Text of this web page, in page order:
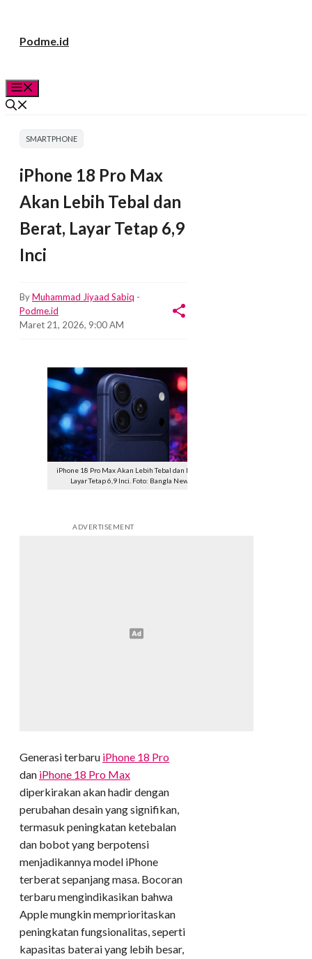
Podme.id
SMARTPHONE
iPhone 18 Pro Max
Akan Lebih Tebal dan
Berat, Layar Tetap 6,9
Inci
ByMuhammad Jiyaad Sabiq -
Podme.id
Maret 21, 2026, 9:00 AM
iPhone 18 Pro Max Akan Lebih Tebal dan Berat,
Layar Tetap 6,9 Inci. Foto: Bangla News
ADVERTISEMENT
Generasi terbaru iPhone 18 Pro
dan iPhone 18 Pro Max
diperkirakan akan hadir dengan
perubahan desain yang signifikan,
termasuk peningkatan ketebalan
dan bobot yang berpotensi
menjadikannya model iPhone
terberat sepanjang masa. Bocoran
terbaru mengindikasikan bahwa
Apple mungkin memprioritaskan
peningkatan fungsionalitas, seperti
kapasitas baterai yang lebih besar,